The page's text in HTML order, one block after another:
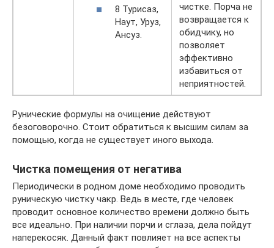
8 Турисаз,
Наут, Уруз,
Ансуз.
чистке. Порча не
возвращается к
обидчику, но
позволяет
эффективно
избавиться от
неприятностей.
Рунические формулы на очищение действуют
безоговорочно. Стоит обратиться к высшим силам за
помощью, когда не существует иного выхода.
Чистка помещения от негатива
Периодически в родном доме необходимо проводить
руническую чистку чакр. Ведь в месте, где человек
проводит основное количество времени должно быть
все идеально. При наличии порчи и сглаза, дела пойдут
наперекосяк. Данный факт повлияет на все аспекты